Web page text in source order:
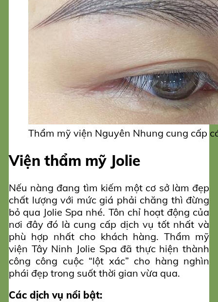
Thẩm mỹ viện Nguyên Nhung cung cấp
Viện thẩm mỹ Jolie
Nếu nàng đang tìm kiếm một cơ sở làm đẹp
chất lượng với mức giá phải chăng thì đừng
bỏ qua Jolie Spa nhé. Tôn chỉ hoạt động của
nơi đây đó là cung cấp dịch vụ tốt nhất và
phù hợp nhất cho khách hàng. Thẩm mỹ
viện Tây Ninh Jolie Spa đã thực hiện thành
công công cuộc “lột xác” cho hàng nghìn
phái đẹp trong suốt thời gian vừa qua.
Các dịch vụ nổi bật: